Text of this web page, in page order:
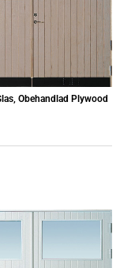
Obehandlad Plywood